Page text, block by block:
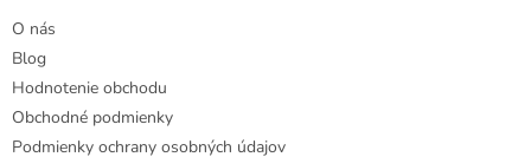
O nás
Blog
Hodnotenie obchodu
Obchodné podmienky
Podmienky ochrany osobných údajov